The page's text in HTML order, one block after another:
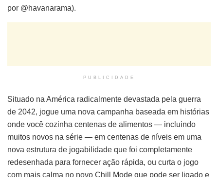
por @havanarama).
PUBLICIDADE
Situado na América radicalmente devastada pela guerra
de 2042, jogue uma nova campanha baseada em histórias
onde você cozinha centenas de alimentos — incluindo
muitos novos na série — em centenas de níveis em uma
nova estrutura de jogabilidade que foi completamente
redesenhada para fornecer ação rápida, ou curta o jogo
com mais calma no novo Chill Mode que pode ser ligado e